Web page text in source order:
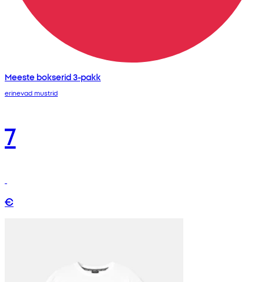
Meeste bokserid 3-pakk
erinevad mustrid
7
€